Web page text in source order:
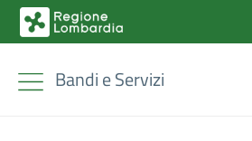
Bandi e Servizi